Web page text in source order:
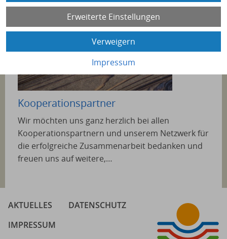
Kooperationspartner
Wir möchten uns ganz herzlich bei allen
Kooperationspartnern und unserem Netzwerk für
die erfolgreiche Zusammenarbeit bedanken und
freuen uns auf weitere,…
AKTUELLES
DATENSCHUTZ
IMPRESSUM
Erweiterte Einstellungen
Verweigern
Impressum